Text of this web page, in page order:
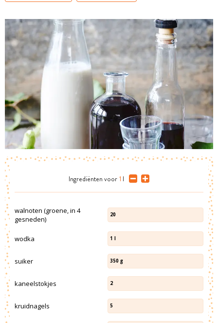
Ingrediënten voor 1 l
walnoten (groene, in 4
gesneden)
20
wodka 1 l
suiker 350 g
kaneelstokjes 2
kruidnagels 5